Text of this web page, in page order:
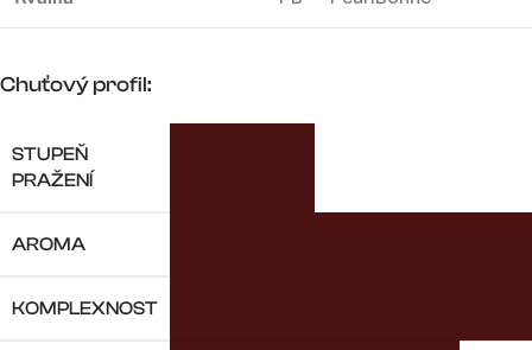
Chuťový profil:
STUPEŇ
PRAŽENÍ
AROMA
KOMPLEXNOST